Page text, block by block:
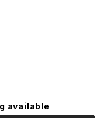
available